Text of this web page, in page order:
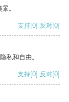
。
支持[0] 反对[0]
私和自由。
支持[0] 反对[0]